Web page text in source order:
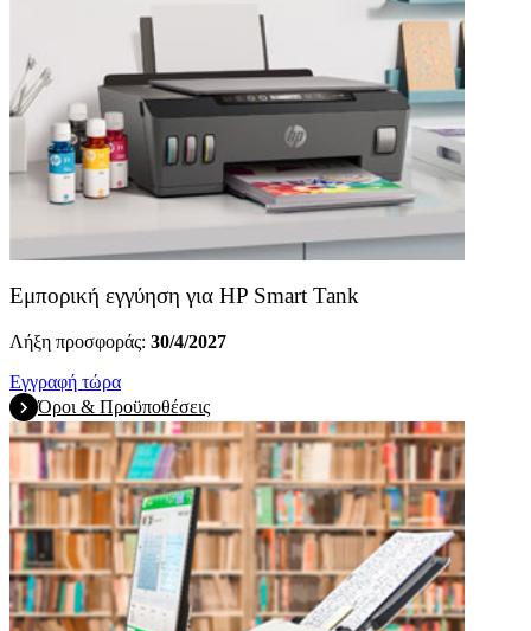
Εμπορική εγγύηση για HP Smart Tank
Λήξη προσφοράς: 30/4/2027
Εγγραφή τώρα
Όροι & Προϋποθέσεις